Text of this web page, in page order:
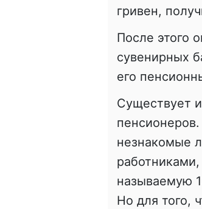
гривен,
После этого
сувенирных
его
Существует
незнакомые
называемую
Но для того,